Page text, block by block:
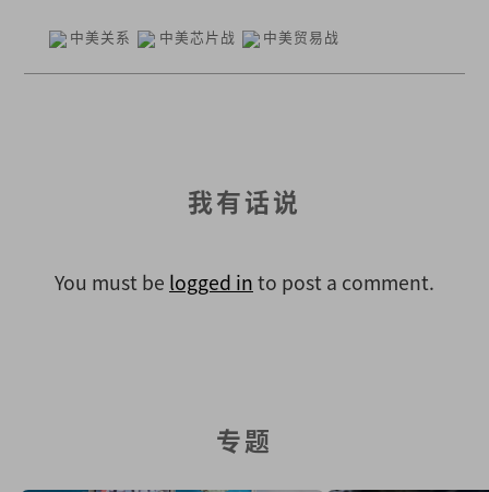
中美关系 中美芯片战 中美贸易战
我有话说
You must be logged in to post a comment.
专题